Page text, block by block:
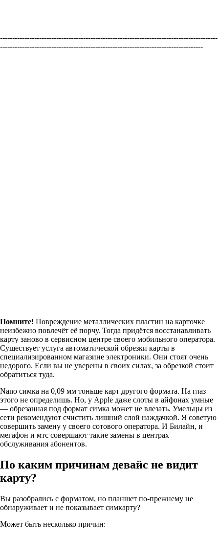
-----------------------------------------------------------------------------------------
-----------------------------------------------------------------------------------
Помните! Повреждение металлических пластин на карточке
неизбежно повлечёт её порчу. Тогда придётся восстанавливать
карту заново в сервисном центре своего мобильного оператора.
Существует услуга автоматической обрезки карты в
специализированном магазине электроники. Они стоят очень
недорого. Если вы не уверены в своих силах, за обрезкой стоит
обратиться туда.
Nano симка на 0,09 мм тоньше карт другого формата. На глаз
этого не определишь. Но, у Apple даже слоты в айфонах умные
— обрезанная под формат симка может не влезать. Умельцы из
сети рекомендуют счистить лишний слой наждачкой. Я советую
совершить замену у своего сотового оператора. И Билайн, и
мегафон и мтс совершают такие замены в центрах
обслуживания абонентов.
По каким причинам девайс не видит
карту?
Вы разобрались с форматом, но планшет по-прежнему не
обнаруживает и не показывает симкарту?
Может быть несколько причин: